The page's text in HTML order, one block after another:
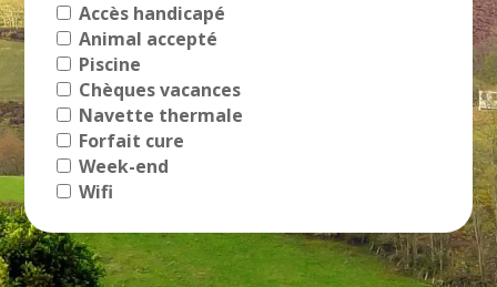
Accès handicapé
Animal accepté
Piscine
Chèques vacances
Navette thermale
Forfait cure
Week-end
Wifi